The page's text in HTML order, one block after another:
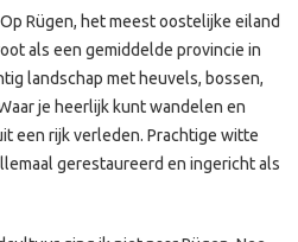
Rügen, het meest oostelijke eiland
als een gemiddelde provincie in
landschap met heuvels, bossen,
je heerlijk kunt wandelen en
een rijk verleden. Prachtige witte
gerestaureerd en ingericht als